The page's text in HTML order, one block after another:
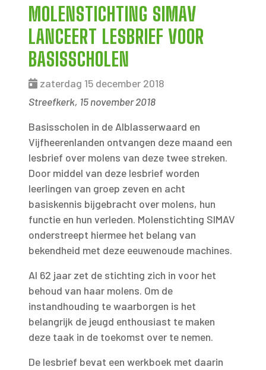
MOLENSTICHTING SIMAV
LANCEERT LESBRIEF VOOR
BASISSCHOLEN
zaterdag 15 december 2018
Streefkerk, 15 november 2018
Basisscholen in de Alblasserwaard en
Vijfheerenlanden ontvangen deze maand een
lesbrief over molens van deze twee streken.
Door middel van deze lesbrief worden
leerlingen van groep zeven en acht
basiskennis bijgebracht over molens, hun
functie en hun verleden. Molenstichting SIMAV
onderstreept hiermee het belang van
bekendheid met deze eeuwenoude machines.
Al 62 jaar zet de stichting zich in voor het
behoud van haar molens. Om de
instandhouding te waarborgen is het
belangrijk de jeugd enthousiast te maken
deze taak in de toekomst over te nemen.
De lesbrief bevat een werkboek met daarin